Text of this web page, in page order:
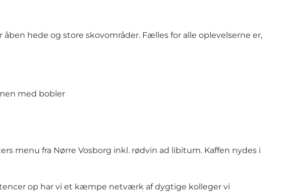
hede og store skovområder. Fælles for alle oplevelserne er,
med bobler
menu fra Nørre Vosborg inkl. rødvin ad libitum. Kaffen nydes i
op har vi et kæmpe netværk af dygtige kolleger vi